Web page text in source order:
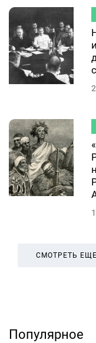
СМОТРЕТЬ ЕЩЕ
Популярное